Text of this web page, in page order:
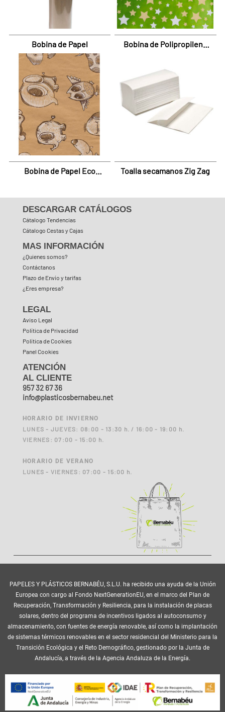
Bobina de Papel
Bobina de Polipropileno
Bobina de Papel Eco
Toalla secamanos Zig Zag
DESCARGAR CATÁLOGOS
Cátalogo Tendencias
Cátalogo Cestas y Cajas
MAS INFORMACIÓN
¿Quienes somos?
Contáctanos
Plazo de Envío y tarifas
¿Eres empresa?
LEGAL
Aviso Legal
Política de Privacidad
Política de Cookies
Panel Cookies
ATENCIÓN
AL CLIENTE
957 32 67 36
info@plasticosbernabeu.net
HORARIO DE INVIERNO
LUNES - JUEVES: 08:00 - 13:30 h. / 16:00 - 19:00 h.
VIERNES: 07:00 - 15:00 h.
HORARIO DE VERANO
LUNES - VIERNES: 07:00 - 15:00 h.
PAPELES Y PLÁSTICOS BERNABÉU, S.L.U. ha recibido una ayuda de la Unión
Europea con cargo al Fondo NextGenerationEU, en el marco del Plan de
Recuperación, Transformación y Resiliencia, para la instalación de placas
solares, dentro del programa de incentivos ligados al autoconsumo y
almacenamiento, con fuentes de energía renovable, así como la implantación
de sistemas térmicos renovables en el sector residencial del Ministerio para la
Transición Ecológica y el Reto Demográfico, gestionado por la Junta de
Andalucía, a través de la Agencia Andaluza de la Energía.